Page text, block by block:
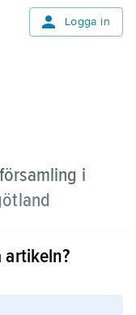
Logga in
i
i
artikeln?